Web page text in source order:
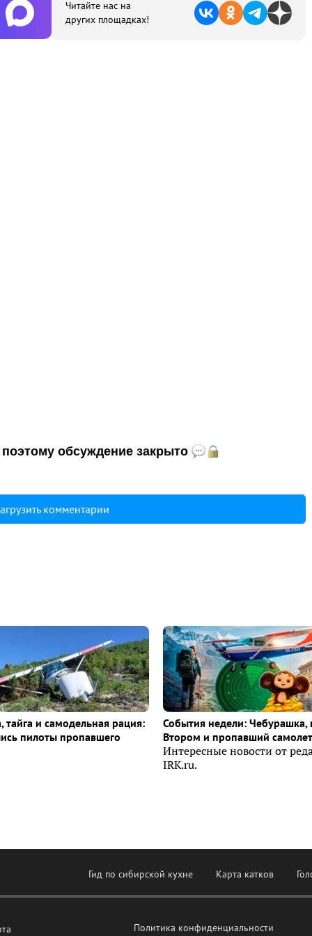
Читайте нас на
других площадках!
обсуждение закрыто
комментарии
тайга и самодельная рация:
пилоты пропавшего
События недели: Чебурашка,
Втором и пропавший самолет
Интересные новости от
IRK.ru.
Гид по сибирской кухне Карта катков
Политика конфиденциальности